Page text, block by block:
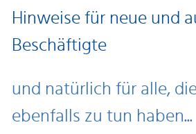
Hinweise für neue und
Beschäftigte
und natürlich für alle,
ebenfalls zu tun haben...